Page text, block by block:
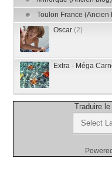
Toulon France (Ancien
Oscar (2)
Extra - Méga
Traduire